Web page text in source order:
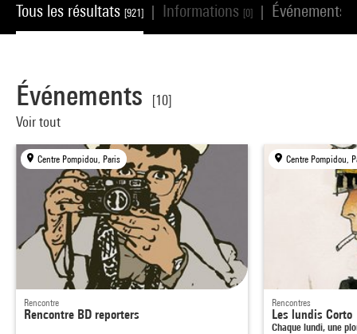
Tous les résultats [921] Informations [0] Événements
Événements
[10]
Voir tout
Centre Pompidou, Paris
Rencontre
Rencontre BD reporters
Centre Pompidou,
Rencontres
Les lundis Corto
Chaque lundi, une